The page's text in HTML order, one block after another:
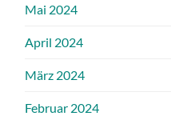
Mai 2024
April 2024
März 2024
Februar 2024